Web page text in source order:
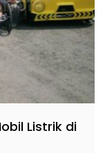
Listrik di